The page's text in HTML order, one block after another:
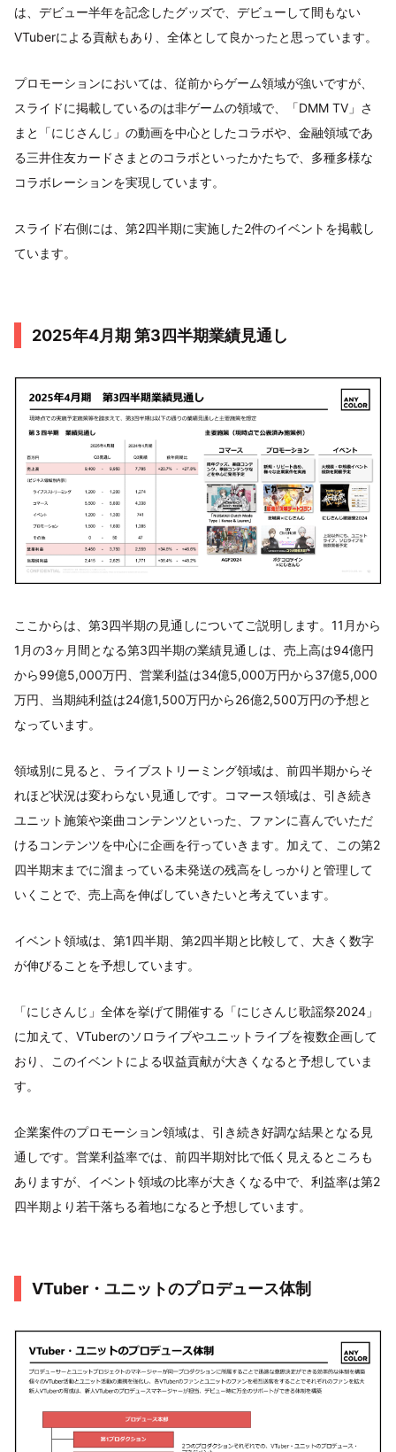
は、デビュー半年を記念したグッズで、デビューして間もない
VTuberによる貢献もあり、全体として良かったと思っています。
プロモーションにおいては、従前からゲーム領域が強いですが、
スライドに掲載しているのは非ゲームの領域で、「DMM TV」さ
まと「にじさんじ」の動画を中心としたコラボや、金融領域であ
る三井住友カードさまとのコラボといったかたちで、多種多様な
コラボレーションを実現しています。
スライド右側には、第2四半期に実施した2件のイベントを掲載し
ています。
2025年4月期 第3四半期業績見通し
ここからは、第3四半期の見通しについてご説明します。11月から
1月の3ヶ月間となる第3四半期の業績見通しは、売上高は94億円
から99億5,000万円、営業利益は34億5,000万円から37億5,000
万円、当期純利益は24億1,500万円から26億2,500万円の予想と
なっています。
領域別に見ると、ライブストリーミング領域は、前四半期からそ
れほど状況は変わらない見通しです。コマース領域は、引き続き
ユニット施策や楽曲コンテンツといった、ファンに喜んでいただ
けるコンテンツを中心に企画を行っていきます。加えて、この第2
四半期末までに溜まっている未発送の残高をしっかりと管理して
いくことで、売上高を伸ばしていきたいと考えています。
イベント領域は、第1四半期、第2四半期と比較して、大きく数字
が伸びることを予想しています。
「にじさんじ」全体を挙げて開催する「にじさんじ歌謡祭2024」
に加えて、VTuberのソロライブやユニットライブを複数企画して
おり、このイベントによる収益貢献が大きくなると予想していま
す。
企業案件のプロモーション領域は、引き続き好調な結果となる見
通しです。営業利益率では、前四半期対比で低く見えるところも
ありますが、イベント領域の比率が大きくなる中で、利益率は第2
四半期より若干落ちる着地になると予想しています。
VTuber・ユニットのプロデュース体制